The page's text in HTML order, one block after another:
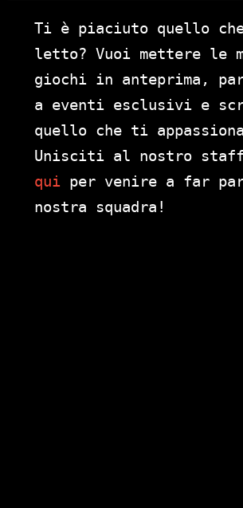
Ti è piaciuto quello
letto? Vuoi mettere le
giochi in anteprima,
a eventi esclusivi e
quello che ti
Unisciti al nostro
qui per venire a far
nostra squadra!